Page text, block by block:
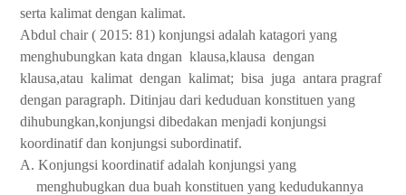
serta kalimat dengan kalimat.
Abdul chair ( 2015: 81) konjungsi adalah katagori yang
menghubungkan kata dngan klausa,klausa dengan
klausa,atau kalimat dengan kalimat; bisa juga antara pragraf
dengan paragraph. Ditinjau dari keduduan konstituen yang
dihubungkan,konjungsi dibedakan menjadi konjungsi
koordinatif dan konjungsi subordinatif.
A. Konjungsi koordinatif adalah konjungsi yang
menghubugkan dua buah konstituen yang kedudukannya